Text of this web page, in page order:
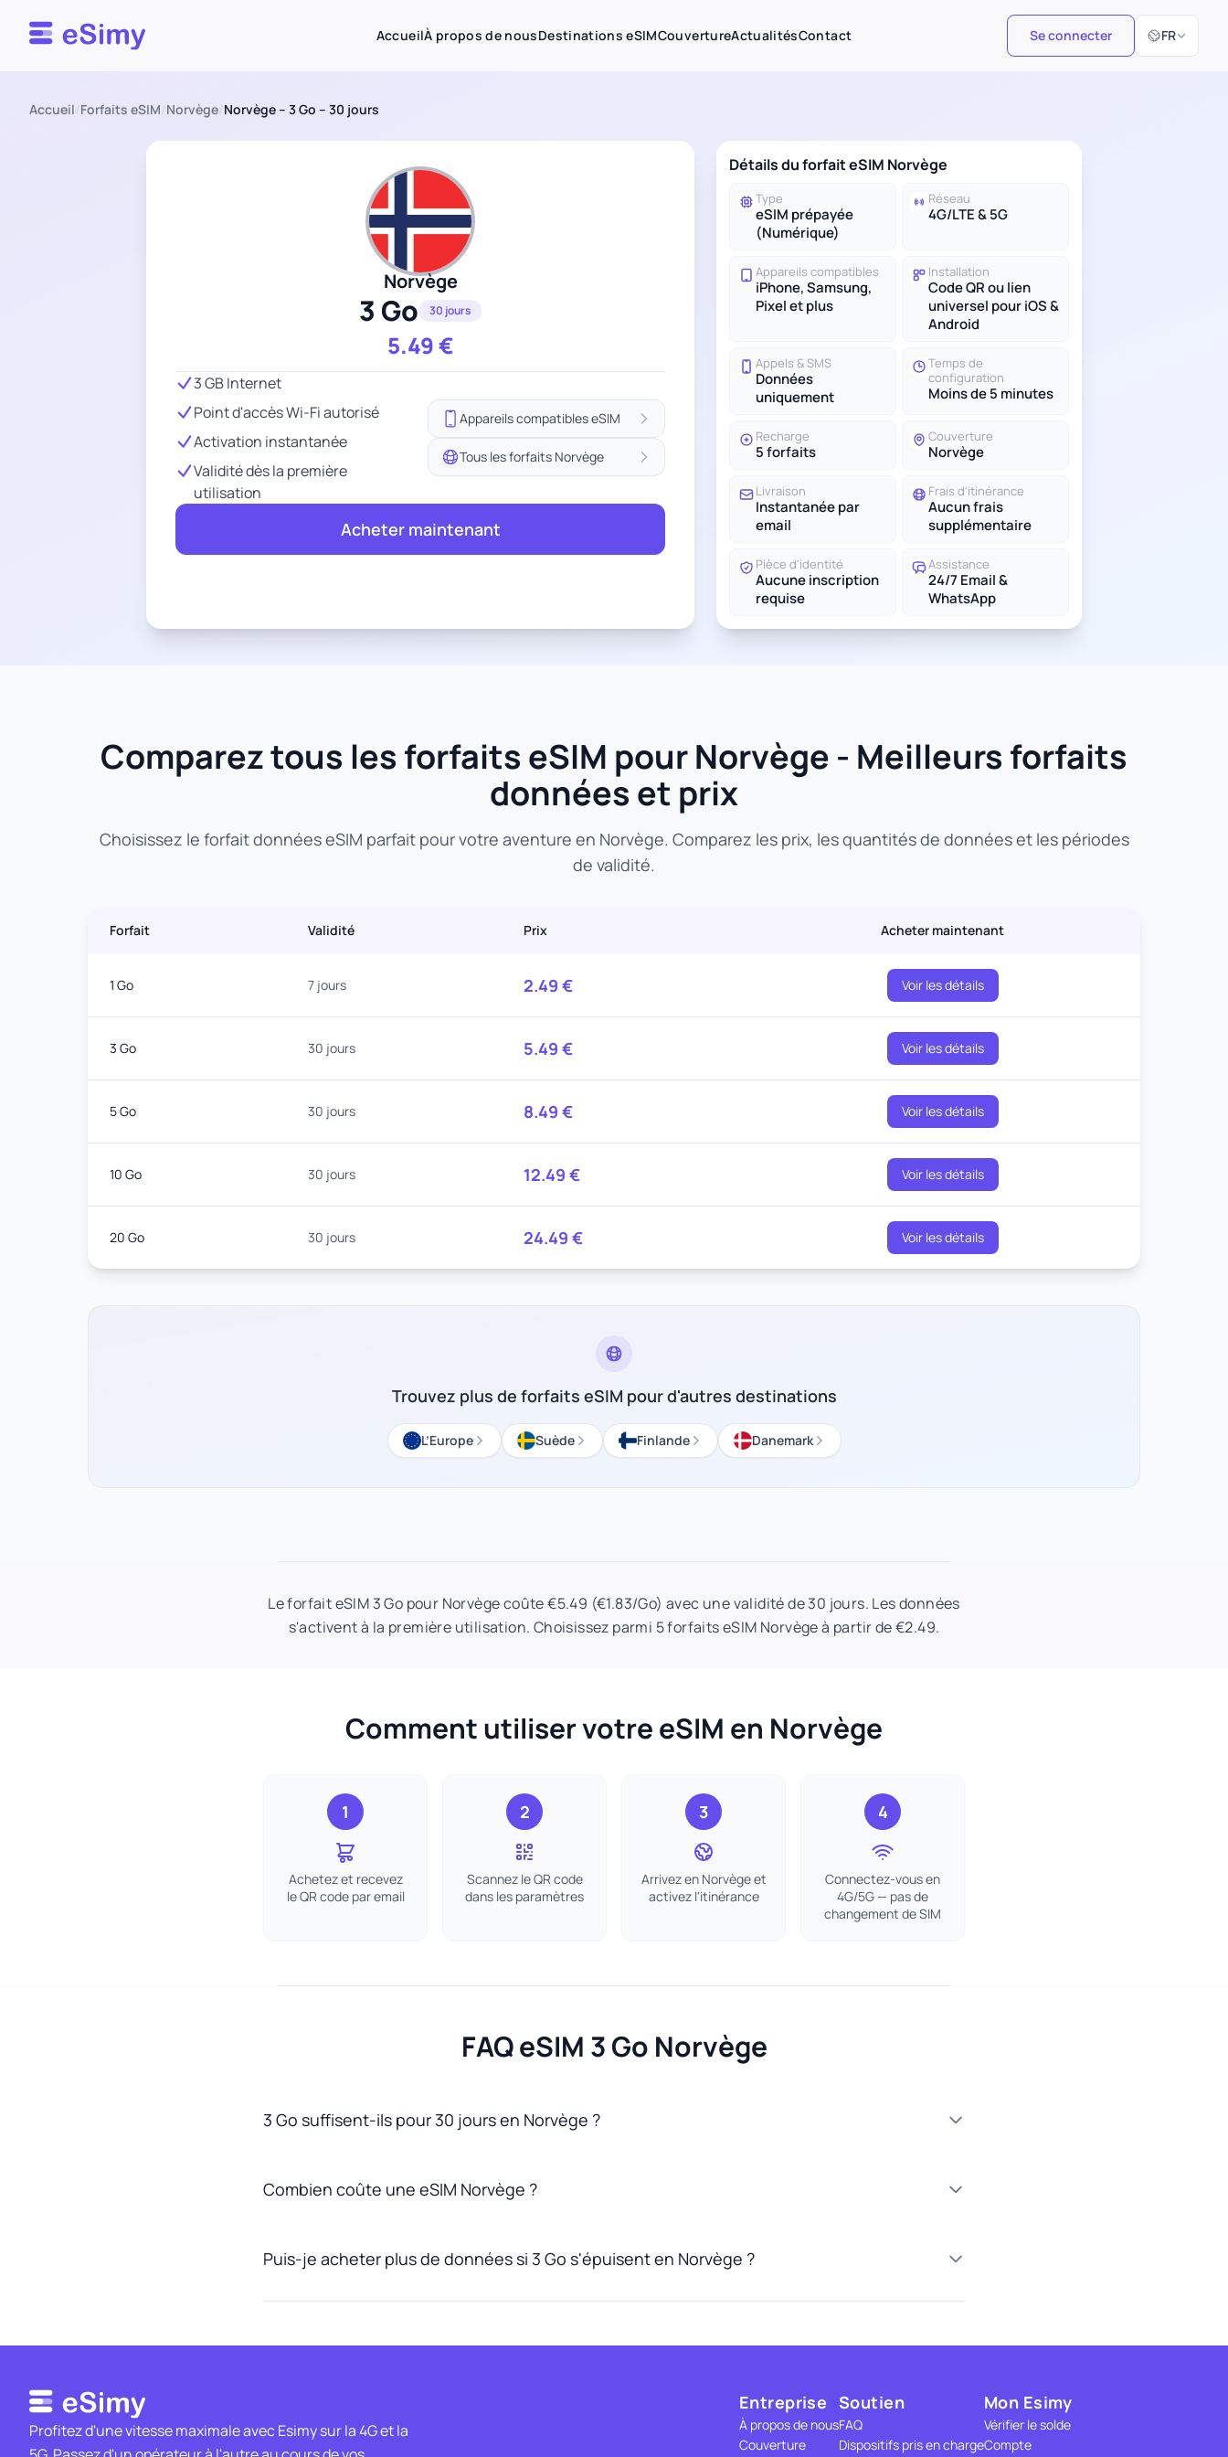
Esimy AccueilÀ propos de nousDestinations eSIMCouvertureActualitésContact Se connecter FR
Sélectionner
Accueil/Forfaits eSIM/Norvège/Norvège – 3 Go – 30 jours
Norvège
3 Go 30 jours
5.49€
3 GB Internet
Point d'accès Wi-Fi autorisé
Activation instantanée
Validité dès la première
utilisation
Appareils compatibles eSIM
Tous les forfaits Norvège
Acheter maintenant
Détails du forfait eSIM Norvège
Type
eSIM prépayée
(Numérique)
Réseau
4G/LTE & 5G
Appareils compatibles
iPhone, Samsung,
Pixel et plus
Installation
Code QR ou lien
universel pour iOS &
Android
Appels & SMS
Données
uniquement
Temps de
configuration
Moins de 5 minutes
Recharge
5 forfaits
Couverture
Norvège
Livraison
Instantanée par
email
Frais d'itinérance
Aucun frais
supplémentaire
Pièce d'identité
Aucune inscription
requise
Assistance
24/7 Email &
WhatsApp
Comparez tous les forfaits eSIM pour Norvège - Meilleurs forfaits
données et prix
Choisissez le forfait données eSIM parfait pour votre aventure en Norvège. Comparez les prix, les quantités de données et les périodes
de validité.
Forfait Validité Prix Acheter maintenant
1 Go 7 jours 2.49 € Voir les détails
3 Go 30 jours 5.49 € Voir les détails
5 Go 30 jours 8.49 € Voir les détails
10 Go 30 jours 12.49 € Voir les détails
20 Go 30 jours 24.49 € Voir les détails
Trouvez plus de forfaits eSIM pour d'autres destinations
L’Europe Suède Finlande Danemark
Le forfait eSIM 3 Go pour Norvège coûte €5.49 (€1.83/Go) avec une validité de 30 jours. Les données
s'activent à la première utilisation. Choisissez parmi 5 forfaits eSIM Norvège à partir de €2.49.
Comment utiliser votre eSIM en Norvège
1
Achetez et recevez
le QR code par email
2
Scannez le QR code
dans les paramètres
3
Arrivez en Norvège et
activez l'itinérance
4
Connectez-vous en
4G/5G — pas de
changement de SIM
FAQ eSIM 3 Go Norvège
3 Go suffisent-ils pour 30 jours en Norvège ?
Combien coûte une eSIM Norvège ?
Puis-je acheter plus de données si 3 Go s'épuisent en Norvège ?
Profitez d'une vitesse maximale avec Esimy sur la 4G et la
Entreprise
À propos de nous
Couverture
Soutien
FAQ
Dispositifs pris en charge
Mon Esimy
Vérifier le solde
Compte